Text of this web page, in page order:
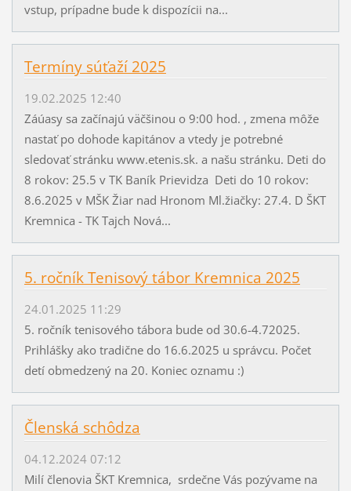
vstup, prípadne bude k dispozícii na...
Termíny súťaží 2025
19.02.2025 12:40
Záúasy sa začínajú väčšinou o 9:00 hod. , zmena môže
nastať po dohode kapitánov a vtedy je potrebné
sledovať stránku www.etenis.sk. a našu stránku. Deti do
8 rokov: 25.5 v TK Baník Prievidza Deti do 10 rokov:
8.6.2025 v MŠK Žiar nad Hronom Ml.žiačky: 27.4. D ŠKT
Kremnica - TK Tajch Nová...
5. ročník Tenisový tábor Kremnica 2025
24.01.2025 11:29
5. ročník tenisového tábora bude od 30.6-4.72025.
Prihlášky ako tradične do 16.6.2025 u správcu. Počet
detí obmedzený na 20. Koniec oznamu :)
Členská schôdza
04.12.2024 07:12
Milí členovia ŠKT Kremnica, srdečne Vás pozývame na